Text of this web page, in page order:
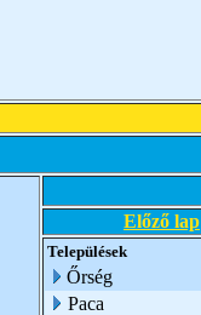
Előző lap
Települések
Őrség
Paca